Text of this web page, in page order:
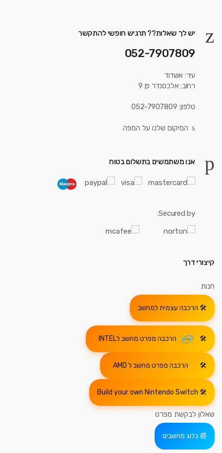
יש לך שאלות?? תרגיש חופשי להתקשר
052-7907809
עיר: אשדוד
רחוב: אלכסנדר פן 9
טלפון: 052-7907809
המיקום שלנו על המפה
אנו משתמשים בתשלום בטוח
Secured by:
קיצורי דרך
חנות
הרכבה עצמית למחשב
הרכבה מפרט מחשב לINTEL
הרכבה מפרט מחשב ל AMD
Build your own Nintendo Switch
שאלון לבקשת מפרט
בלוג מחשבים